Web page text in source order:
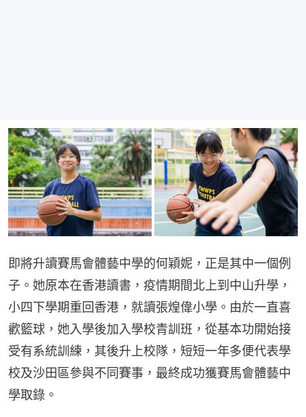
即將升讀賽馬會體藝中學的何穎妮，正是其中一個例
子。她原本在香港讀書，疫情期間北上到中山升學，
小四下學期重回香港，就讀張煌偉小學。由於一直喜
歡籃球，她入學後加入學校青訓班，從基本功開始接
受有系統訓練，其後升上校隊，短短一年多便代表學
校及沙田區參與不同賽事，最終成功獲賽馬會體藝中
學取錄。